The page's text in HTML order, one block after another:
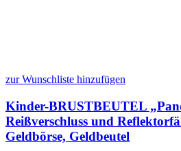
zur Wunschliste hinzufügen
Kinder-BRUSTBEUTEL
Reißverschluss und
Geldbörse, Geldbeutel